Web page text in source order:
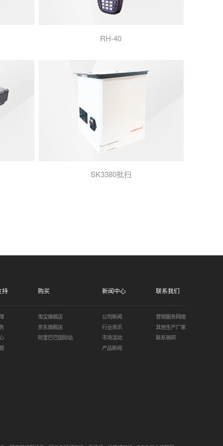
RH-40
SK3380批扫
持 购买
淘宝旗舰店
京东旗舰店
阿里巴巴国际站
新闻中心
公司新闻
行业资讯
市场活动
产品新闻
联系我们
营销服务网络
其他生产厂家
联系销邦